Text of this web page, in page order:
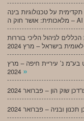
תקדימית על טכנולוגיות בינה
לניהול הליכי בוררות
בע”מ נ’ עיריית חיפה – מרץ
»